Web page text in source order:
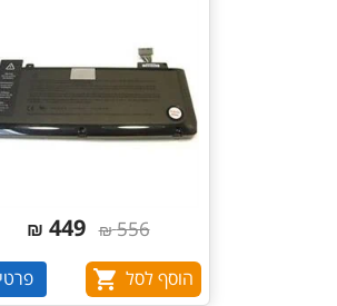
556
₪
449
₪
הוסף לסל